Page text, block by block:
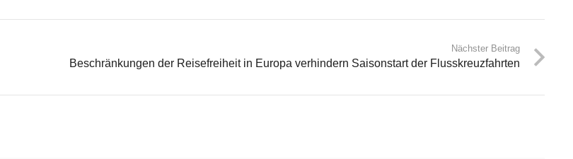
Nächster Beitrag
Beschränkungen der Reisefreiheit in Europa verhindern Saisonstart der Flusskreuzfahrten